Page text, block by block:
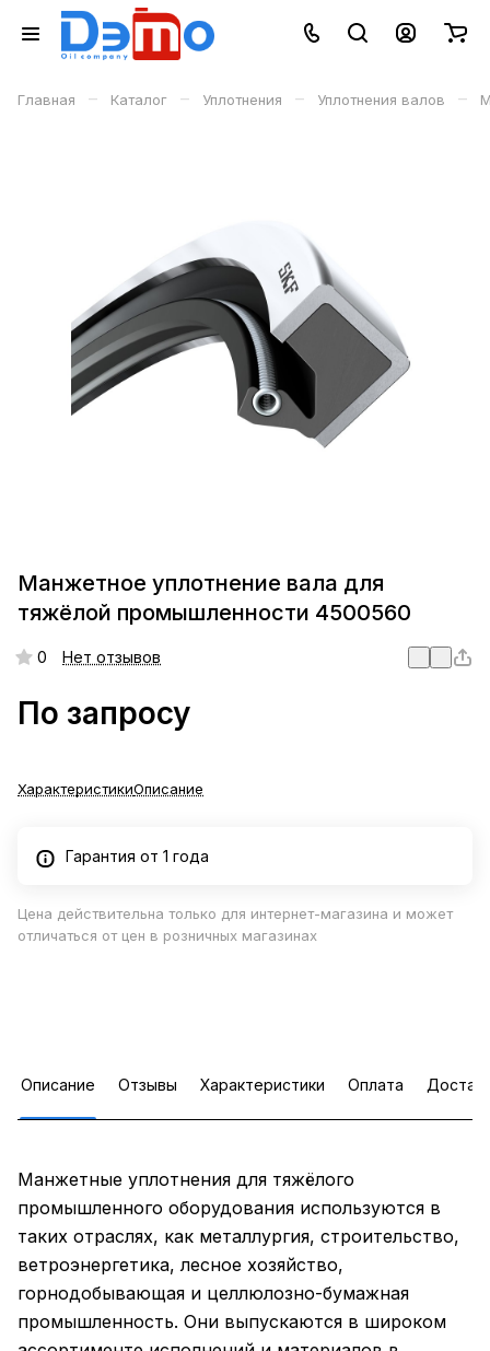
Главная – Каталог – Уплотнения – Уплотнения валов –
Манжетное уплотнение вала для
тяжёлой промышленности 4500560
0 Нет отзывов
По запросу
ХарактеристикиОписание
Гарантия от 1 года
Цена действительна только для интернет-магазина и может
отличаться от цен в розничных магазинах
Описание Отзывы Характеристики Оплата
Манжетные уплотнения для тяжёлого
промышленного оборудования используются в
таких отраслях, как металлургия, строительство,
ветроэнергетика, лесное хозяйство,
горнодобывающая и целлюлозно-бумажная
промышленность. Они выпускаются в широком